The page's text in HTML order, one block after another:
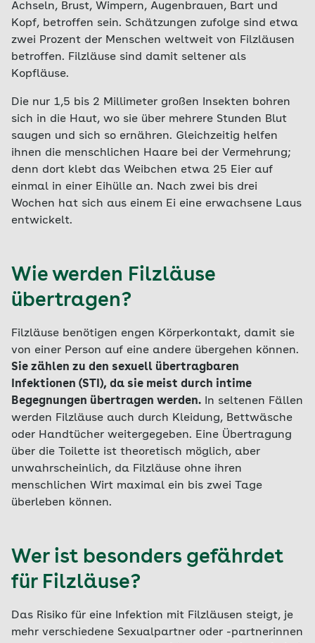
Achseln, Brust, Wimpern, Augenbrauen, Bart und
Kopf, betroffen sein. Schätzungen zufolge sind etwa
zwei Prozent der Menschen weltweit von Filzläusen
betroffen. Filzläuse sind damit seltener als
Kopfläuse.
Die nur 1,5 bis 2 Millimeter großen Insekten bohren
sich in die Haut, wo sie über mehrere Stunden Blut
saugen und sich so ernähren. Gleichzeitig helfen
ihnen die menschlichen Haare bei der Vermehrung;
denn dort klebt das Weibchen etwa 25 Eier auf
einmal in einer Eihülle an. Nach zwei bis drei
Wochen hat sich aus einem Ei eine erwachsene Laus
entwickelt.
Wie werden Filzläuse
übertragen?
Filzläuse benötigen engen Körperkontakt, damit sie
von einer Person auf eine andere übergehen können.
Sie zählen zu den sexuell übertragbaren
Infektionen (STI), da sie meist durch intime
Begegnungen übertragen werden. In seltenen Fällen
werden Filzläuse auch durch Kleidung, Bettwäsche
oder Handtücher weitergegeben. Eine Übertragung
über die Toilette ist theoretisch möglich, aber
unwahrscheinlich, da Filzläuse ohne ihren
menschlichen Wirt maximal ein bis zwei Tage
überleben können.
Wer ist besonders gefährdet
für Filzläuse?
Das Risiko für eine Infektion mit Filzläusen steigt, je
mehr verschiedene Sexualpartner oder -partnerinnen